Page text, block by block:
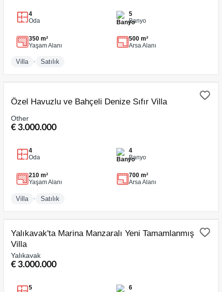
4
Oda
5
Banyo
350 m²
Yaşam Alanı
500 m²
Arsa Alanı
Villa • Satılık
Özel Havuzlu ve Bahçeli Denize Sıfır Villa
Other
€ 3.000.000
4
Oda
4
Banyo
210 m²
Yaşam Alanı
700 m²
Arsa Alanı
Villa • Satılık
SATILIK
Yalıkavak'ta Marina Manzaralı Yeni Tamamlanmış
Villa
Yalıkavak
€ 3.000.000
5
6